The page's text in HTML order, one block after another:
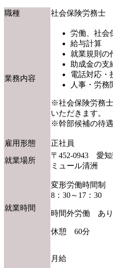
職種 社会保険労務士
業務内容
労働、社会
給与計算
就業規則の
助成金の支
電話対応・
人事・労務
※社会保険労務
いただきます。
※幹部候補の待遇
雇用形態 正社員
就業場所
〒452-0943 愛知
ミュール清洲
就業時間
変形労働時間制
8：30～17：30
時間外労働 あり
休憩 60分
月給